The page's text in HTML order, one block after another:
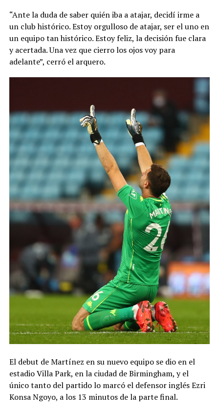
“Ante la duda de saber quién iba a atajar, decidí irme a
un club histórico. Estoy orgulloso de atajar, ser el uno en
un equipo tan histórico. Estoy feliz, la decisión fue clara
y acertada. Una vez que cierro los ojos voy para
adelante”, cerró el arquero.
El debut de Martínez en su nuevo equipo se dio en el
estadio Villa Park, en la ciudad de Birmingham, y el
único tanto del partido lo marcó el defensor inglés Ezri
Konsa Ngoyo, a los 13 minutos de la parte final.